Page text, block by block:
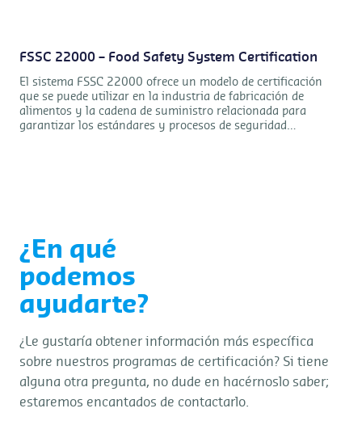
FSSC 22000 – Food Safety System Certification
El sistema FSSC 22000 ofrece un modelo de certificación
que se puede utilizar en la industria de fabricación de
alimentos y la cadena de suministro relacionada para
garantizar los estándares y procesos de seguridad
¿En qué
podemos
ayudarte?
¿Le gustaría obtener información más específica
sobre nuestros programas de certificación? Si tiene
alguna otra pregunta, no dude en hacérnoslo saber;
estaremos encantados de contactarlo.